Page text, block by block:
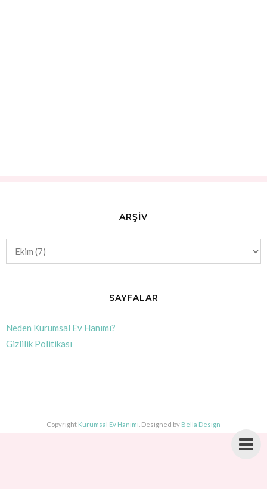
ARŞİV
SAYFALAR
Neden Kurumsal Ev Hanımı?
Gizlilik Politikası
Copyright Kurumsal Ev Hanımı . Designed by Bella Design